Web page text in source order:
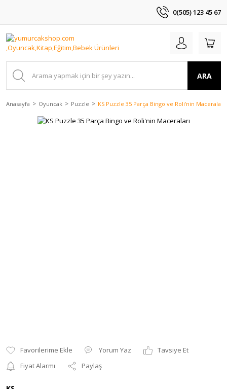
0(505) 123 45 67
ARA
Anasayfa Oyuncak Puzzle KS Puzzle 35 Parça Bingo ve Roli'nin Maceraları
Yorum Yaz
Tavsiye Et
Fiyat Alarmı
Paylaş